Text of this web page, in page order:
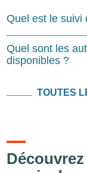
Quel est le suivi
Quel sont les
disponibles ?
TOUTES